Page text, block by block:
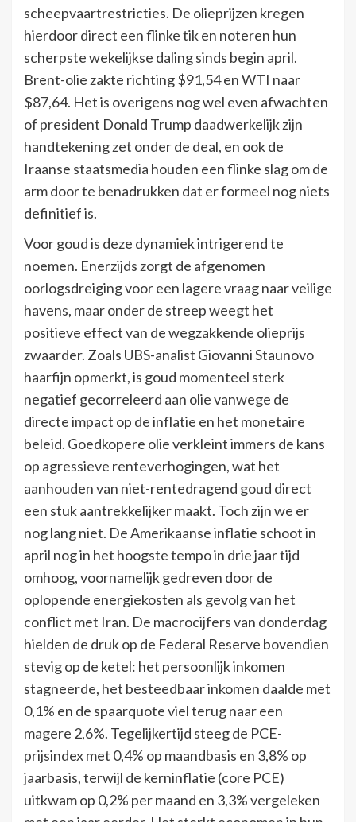
scheepvaartrestricties. De olieprijzen kregen
hierdoor direct een flinke tik en noteren hun
scherpste wekelijkse daling sinds begin april.
Brent-olie zakte richting $91,54 en WTI naar
$87,64. Het is overigens nog wel even afwachten
of president Donald Trump daadwerkelijk zijn
handtekening zet onder de deal, en ook de
Iraanse staatsmedia houden een flinke slag om de
arm door te benadrukken dat er formeel nog niets
definitief is.
Voor goud is deze dynamiek intrigerend te
noemen. Enerzijds zorgt de afgenomen
oorlogsdreiging voor een lagere vraag naar veilige
havens, maar onder de streep weegt het
positieve effect van de wegzakkende olieprijs
zwaarder. Zoals UBS-analist Giovanni Staunovo
haarfijn opmerkt, is goud momenteel sterk
negatief gecorreleerd aan olie vanwege de
directe impact op de inflatie en het monetaire
beleid. Goedkopere olie verkleint immers de kans
op agressieve renteverhogingen, wat het
aanhouden van niet-rentedragend goud direct
een stuk aantrekkelijker maakt. Toch zijn we er
nog lang niet. De Amerikaanse inflatie schoot in
april nog in het hoogste tempo in drie jaar tijd
omhoog, voornamelijk gedreven door de
oplopende energiekosten als gevolg van het
conflict met Iran. De macrocijfers van donderdag
hielden de druk op de Federal Reserve bovendien
stevig op de ketel: het persoonlijk inkomen
stagneerde, het besteedbaar inkomen daalde met
0,1% en de spaarquote viel terug naar een
magere 2,6%. Tegelijkertijd steeg de PCE-
prijsindex met 0,4% op maandbasis en 3,8% op
jaarbasis, terwijl de kerninflatie (core PCE)
uitkwam op 0,2% per maand en 3,3% vergeleken